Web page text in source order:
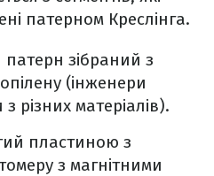
патерном Креслінга.
зібраний з
(інженери
різних матеріалів).
пластиною з
з магнітними